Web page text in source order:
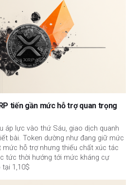
tiến gần mức hỗ trợ quan trọng
áp lực vào thứ Sáu, giao dịch quanh
bài. Token dường như đang giữ mức
mức hỗ trợ nhưng thiếu chất xúc tác
tức thời hướng tới mức kháng cự
1,10$